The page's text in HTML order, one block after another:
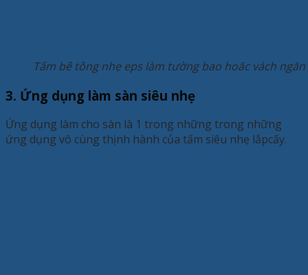
Tấm bê tông nhẹ eps làm tường bao hoăc vách
3. Ứng dụng làm sàn siêu nhẹ
Ứng dụng làm cho sàn là 1 trong những trong những
ứng dụng vô cùng thịnh hành của tấm siêu nhẹ lắpcấy.